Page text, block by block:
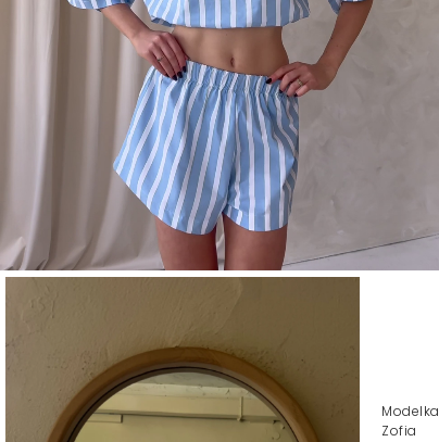
Modelka
Zofia